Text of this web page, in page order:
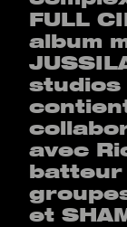
FULL
album
studios
avec
batteur
et